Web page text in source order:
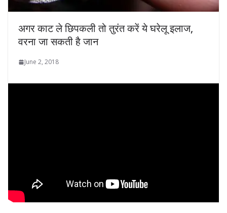
अगर काट ले छिपकली तो तुरंत करें ये घरेलू इलाज,
वरना जा सकती है जान
June 2, 2018